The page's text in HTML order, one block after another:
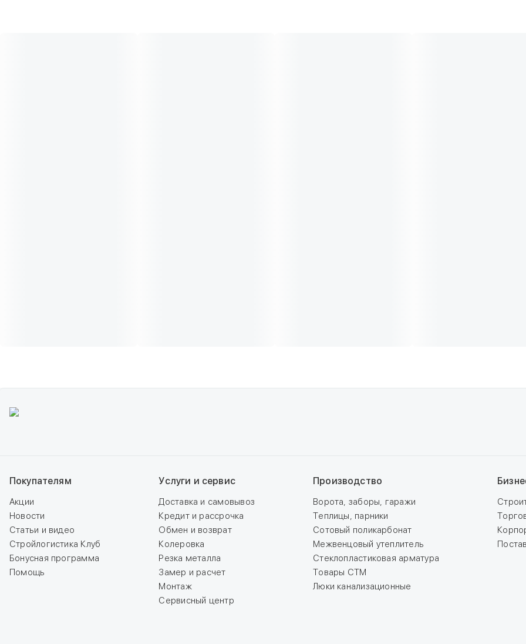
Покупателям
Акции
Новости
Статьи и видео
Стройлогистика Клуб
Бонусная программа
Помощь
Услуги и сервис
Доставка и самовывоз
Кредит и рассрочка
Обмен и возврат
Колеровка
Резка металла
Замер и расчет
Монтаж
Сервисный центр
Производство
Ворота, заборы, гаражи
Теплицы, парники
Сотовый поликарбонат
Межвенцовый утеплитель
Стеклопластиковая арматура
Товары СТМ
Люки канализационные